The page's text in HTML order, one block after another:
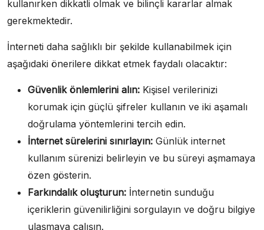
kullanırken dikkatli olmak ve bilinçli kararlar almak
gerekmektedir.
İnterneti daha sağlıklı bir şekilde kullanabilmek için
aşağıdaki önerilere dikkat etmek faydalı olacaktır:
Güvenlik önlemlerini alın: Kişisel verilerinizi
korumak için güçlü şifreler kullanın ve iki aşamalı
doğrulama yöntemlerini tercih edin.
İnternet sürelerini sınırlayın: Günlük internet
kullanım sürenizi belirleyin ve bu süreyi aşmamaya
özen gösterin.
Farkındalık oluşturun: İnternetin sunduğu
içeriklerin güvenilirliğini sorgulayın ve doğru bilgiye
ulaşmaya çalışın.